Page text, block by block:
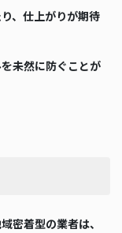
、仕上がりが期待
未然に防ぐことが
密着型の業者は、